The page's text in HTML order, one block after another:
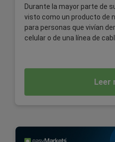
Durante la mayor parte de
visto como un producto de
para personas que vivían
celular o de una línea de
Leer